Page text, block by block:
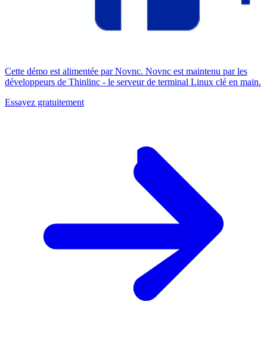
Cette démo est alimentée par Novnc. Novnc est maintenu par les
développeurs de Thinlinc - le serveur de terminal Linux clé en main.
Essayez gratuitement